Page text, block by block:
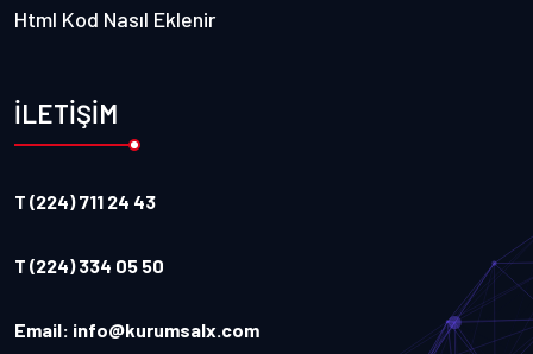
Html Kod Nasıl Eklenir
İLETİŞİM
T (224) 711 24 43
T (224) 334 05 50
Email: info@kurumsalx.com